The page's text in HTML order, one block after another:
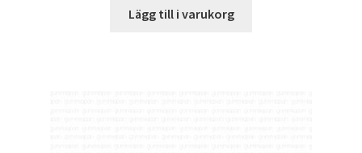
Lägg till i varukorg